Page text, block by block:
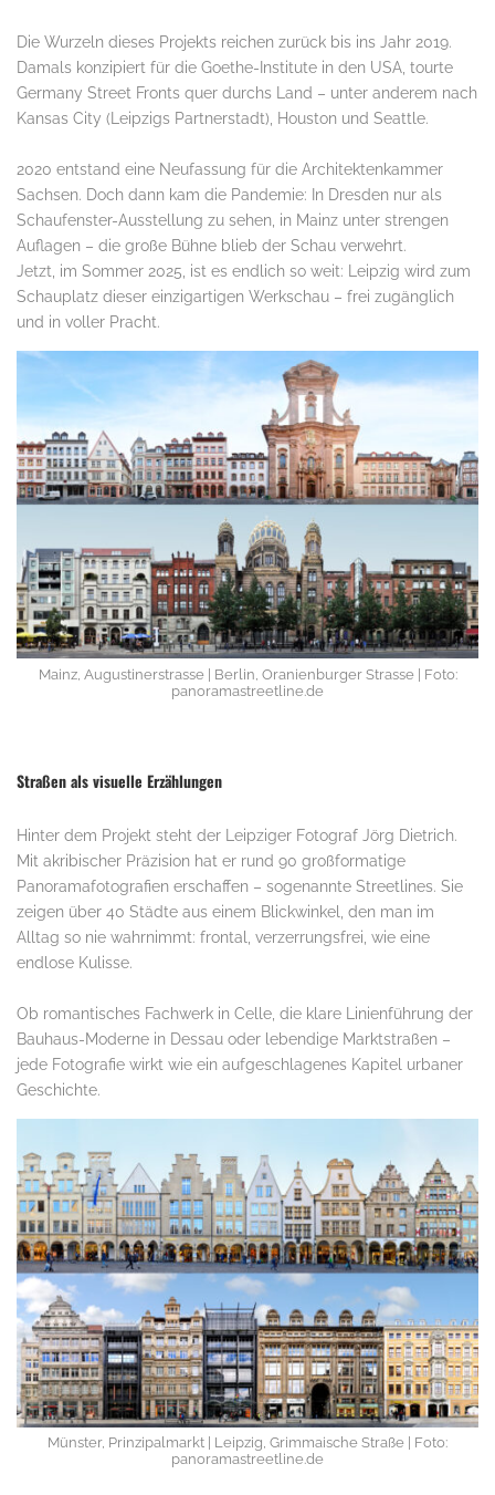
Die Wurzeln dieses Projekts reichen zurück bis ins Jahr 2019.
Damals konzipiert für die Goethe-Institute in den USA, tourte
Germany Street Fronts quer durchs Land – unter anderem nach
Kansas City (Leipzigs Partnerstadt), Houston und Seattle.
2020 entstand eine Neufassung für die Architektenkammer
Sachsen. Doch dann kam die Pandemie: In Dresden nur als
Schaufenster-Ausstellung zu sehen, in Mainz unter strengen
Auflagen – die große Bühne blieb der Schau verwehrt.
Jetzt, im Sommer 2025, ist es endlich so weit: Leipzig wird zum
Schauplatz dieser einzigartigen Werkschau – frei zugänglich
und in voller Pracht.
Mainz, Augustinerstrasse | Berlin, Oranienburger Strasse | Foto:
panoramastreetline.de
Straßen als visuelle Erzählungen
Hinter dem Projekt steht der Leipziger Fotograf Jörg Dietrich.
Mit akribischer Präzision hat er rund 90 großformatige
Panoramafotografien erschaffen – sogenannte Streetlines. Sie
zeigen über 40 Städte aus einem Blickwinkel, den man im
Alltag so nie wahrnimmt: frontal, verzerrungsfrei, wie eine
endlose Kulisse.
Ob romantisches Fachwerk in Celle, die klare Linienführung der
Bauhaus-Moderne in Dessau oder lebendige Marktstraßen –
jede Fotografie wirkt wie ein aufgeschlagenes Kapitel urbaner
Geschichte.
Münster, Prinzipalmarkt | Leipzig, Grimmaische Straße | Foto:
panoramastreetline.de